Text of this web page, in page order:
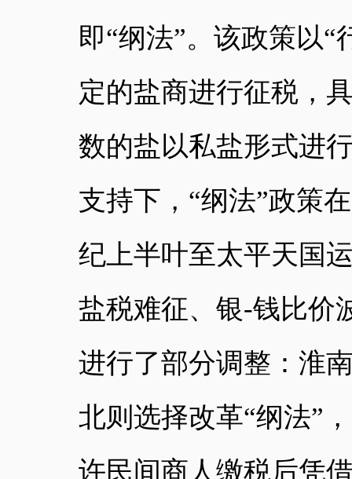
即“纲法”。该政策以
定的盐商进行征税，
数的盐以私盐形式进
支持下，“纲法”政策
纪上半叶至太平天国
盐税难征、银-钱比价
进行了部分调整：淮
北则选择改革“纲法”
许民间商人缴税后凭